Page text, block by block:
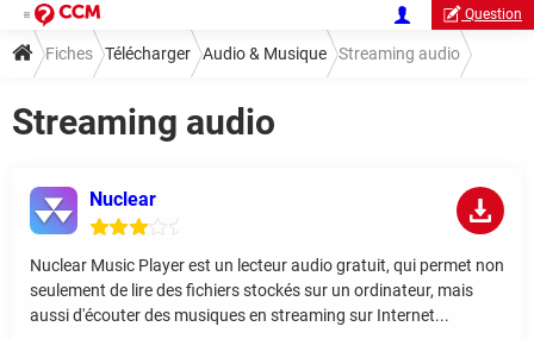
Question
Fiches Télécharger Audio & Musique Streaming audio
Streaming audio
Nuclear
Nuclear Music Player est un lecteur audio gratuit, qui permet non
seulement de lire des fichiers stockés sur un ordinateur, mais
aussi d'écouter des musiques en streaming sur Internet...